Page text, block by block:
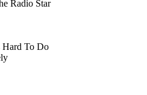
Radio Star
To Do